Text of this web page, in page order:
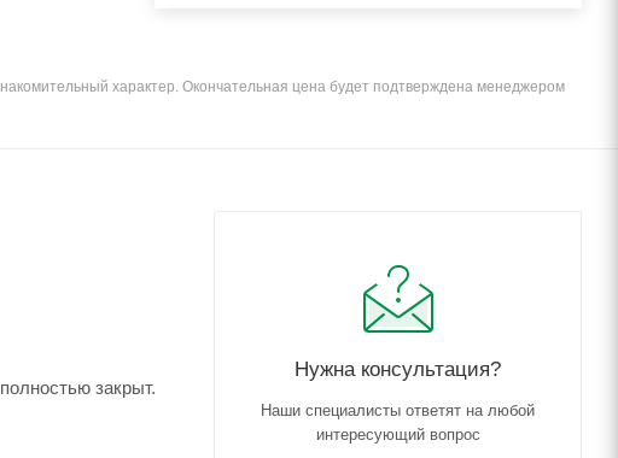
характер. Окончательная цена будет подтверждена менеджером
закрыт.
Нужна консультация?
Наши специалисты ответят на любой
интересующий вопрос